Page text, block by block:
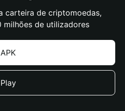
carteira de criptomoedas,
de utilizadores